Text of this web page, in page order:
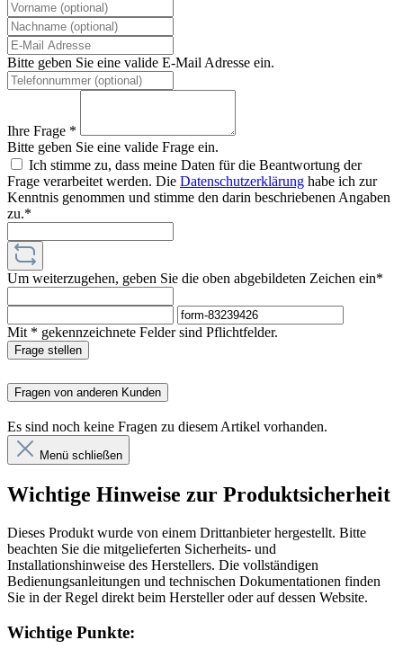
Bitte geben Sie eine valide E-Mail Adresse ein.
Ihre Frage *
Bitte geben Sie eine valide Frage ein.
Ich stimme zu, dass meine Daten für die Beantwortung der
Frage verarbeitet werden. Die Datenschutzerklärung habe ich zur
Kenntnis genommen und stimme den darin beschriebenen Angaben
zu.*
Um weiterzugehen, geben Sie die oben abgebildeten Zeichen ein*
Mit * gekennzeichnete Felder sind Pflichtfelder.
Frage stellen
Fragen von anderen Kunden
Es sind noch keine Fragen zu diesem Artikel vorhanden.
Menü schließen
Wichtige Hinweise zur Produktsicherheit
Dieses Produkt wurde von einem Drittanbieter hergestellt. Bitte
beachten Sie die mitgelieferten Sicherheits- und
Installationshinweise des Herstellers. Die vollständigen
Bedienungsanleitungen und technischen Dokumentationen finden
Sie in der Regel direkt beim Hersteller oder auf dessen Website.
Wichtige Punkte: